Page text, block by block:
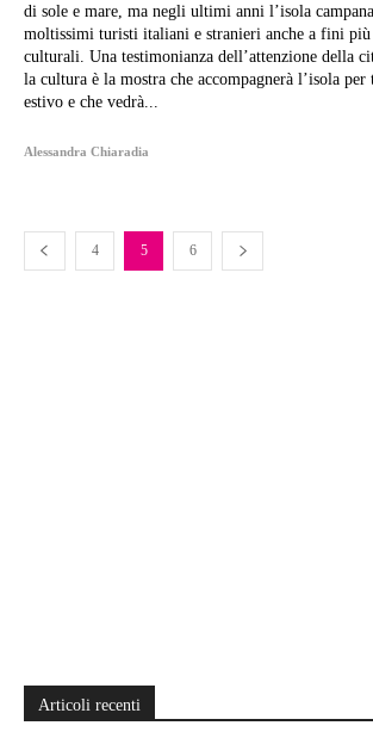
di sole e mare, ma negli ultimi anni l’isola
moltissimi turisti italiani e stranieri anche a fini più
culturali. Una testimonianza dell’attenzione della cittadina verso l’arte e
la cultura è la mostra che accompagnerà l’isola
estivo e che vedrà...
Alessandra Chiaradia
4 5 6
Articoli recenti